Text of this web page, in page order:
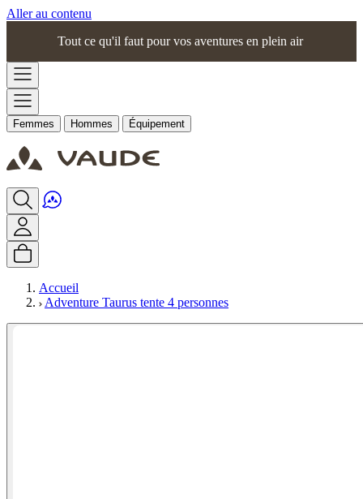
Aller au contenu
Tout ce qu'il faut pour vos aventures en plein air
Femmes Hommes Équipement
Accueil
Adventure Taurus tente 4 personnes